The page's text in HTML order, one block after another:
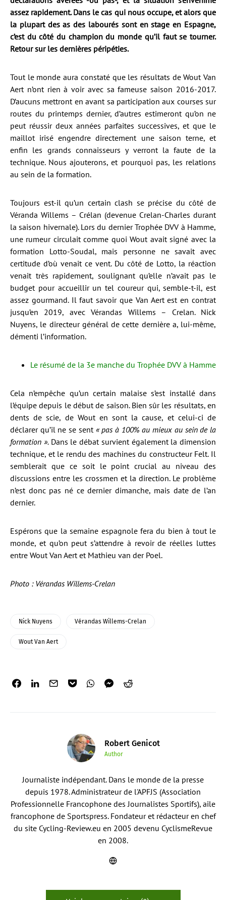
assez rapidement. Dans le cas qui nous occupe, et alors que
la plupart des as des labourés sont en stage en Espagne,
c’est du côté du champion du monde qu’il faut se tourner.
Retour sur les dernières péripéties.
Tout le monde aura constaté que les résultats de Wout Van
Aert n’ont rien à voir avec sa fameuse saison 2016-2017.
D’aucuns mettront en avant sa participation aux courses sur
routes du printemps dernier, d’autres estimeront qu’on ne
peut réussir deux années parfaites successives, et que le
maillot irisé engendre directement une saison terne, et
enfin les grands connaisseurs y verront la faute de la
technique. Nous ajouterons, et pourquoi pas, les relations
au sein de la formation.
Toujours est-il qu’un certain clash se précise du côté de
Véranda Willems – Crélan (devenue Crelan-Charles durant
la saison hivernale). Lors du dernier Trophée DVV à Hamme,
une rumeur circulait comme quoi Wout avait signé avec la
formation Lotto-Soudal, mais personne ne savait avec
certitude d’où venait ce vent. Du côté de Lotto, la réaction
venait très rapidement, soulignant qu’elle n’avait pas le
budget pour accueillir un tel coureur qui, semble-t-il, est
assez gourmand. Il faut savoir que Van Aert est en contrat
jusqu’en 2019, avec Vérandas Willems – Crelan. Nick
Nuyens, le directeur général de cette dernière a, lui-même,
démenti l’information.
Le résumé de la 3e manche du Trophée DVV à Hamme
Cela n’empêche qu’un certain malaise s’est installé dans
l’équipe depuis le début de saison. Bien sûr les résultats, en
dents de scie, de Wout en sont la cause, et celui-ci de
déclarer qu’il ne se sent « pas à 100% au mieux au sein de la
formation ». Dans le débat survient également la dimension
technique, et le rendu des machines du constructeur Felt. Il
semblerait que ce soit le point crucial au niveau des
discussions entre les crossmen et la direction. Le problème
n’est donc pas né ce dernier dimanche, mais date de l’an
dernier.
Espérons que la semaine espagnole fera du bien à tout le
monde, et qu’on peut s’attendre à revoir de réelles luttes
entre Wout Van Aert et Mathieu van der Poel.
Photo : Vérandas Willems-Crelan
Nick Nuyens Vérandas Willems-Crelan
Wout Van Aert
Robert Genicot
Author
Journaliste indépendant. Dans le monde de la presse
depuis 1978. Administrateur de l'APFJS (Association
Professionnelle Francophone des Journalistes Sportifs), aile
francophone de Sportspress. Fondateur et rédacteur en chef
du site Cycling-Review.eu en 2005 devenu CyclismeRevue
en 2008.